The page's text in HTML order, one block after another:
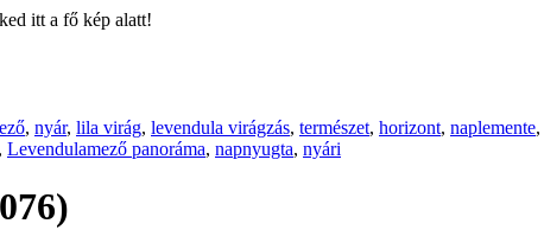
itt a fő kép alatt!
, nyár, lila virág, levendula virágzás, természet, horizont, naplemente,
, Levendulamező panoráma, napnyugta, nyári